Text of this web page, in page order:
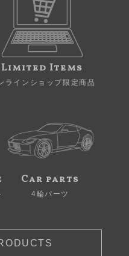
Limited Items
ラインショップ限定商品
Car parts
4輪パーツ